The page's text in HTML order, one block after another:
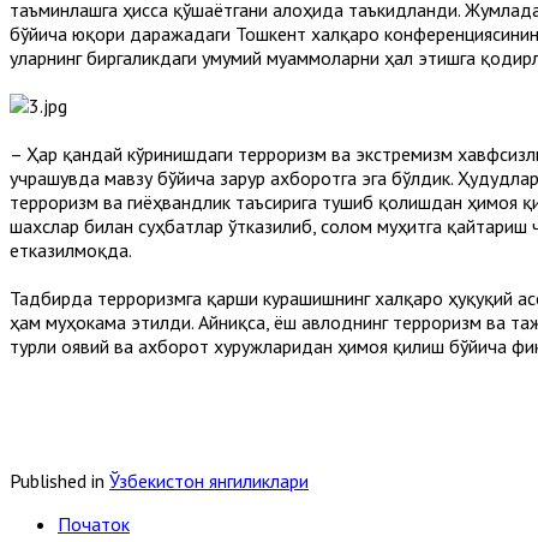
таъминлашга ҳисса қўшаётгани алоҳида таъкидланди.
бўйича юқори даражадаги Тошкент халқаро
уларнинг биргаликдаги умумий муаммоларни ҳал этишга
– Ҳар қандай кўринишдаги терроризм ва экстремизм
учрашувда мавзу бўйича зарур ахборотга эга бўлдик.
терроризм ва гиёҳвандлик таъсирига тушиб қолишдан ҳимоя
шахслар билан суҳбатлар ўтказилиб, соғлом муҳитга
етказилмоқда.
Тадбирда терроризмга қарши курашишнинг халқаро ҳуқуқий
ҳам муҳокама этилди. Айниқса, ёш авлоднинг терроризм ва
турли ғоявий ва ахборот хуружларидан ҳимоя қилиш бўйича
Published in Ўзбекистон янгиликлари
Початок